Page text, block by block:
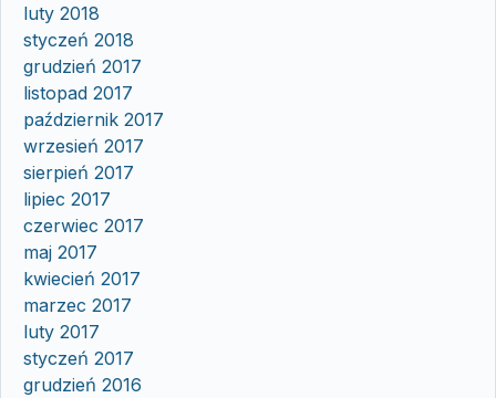
luty 2018
styczeń 2018
grudzień 2017
listopad 2017
październik 2017
wrzesień 2017
sierpień 2017
lipiec 2017
czerwiec 2017
maj 2017
kwiecień 2017
marzec 2017
luty 2017
styczeń 2017
grudzień 2016